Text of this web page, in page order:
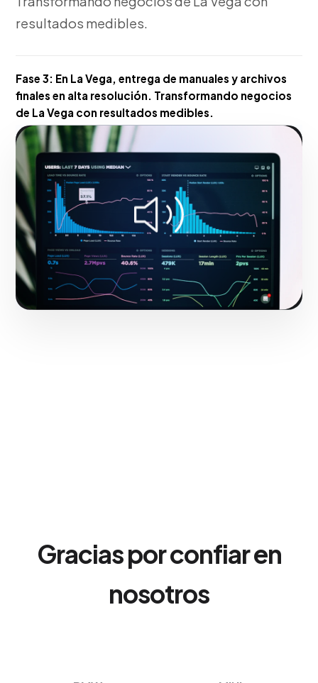
resultados medibles.
Fase 3: En La Vega, entrega de manuales y archivos
finales en alta resolución. Transformando negocios
de La Vega con resultados medibles.
Hacerlo realidad
Gracias por confiar en
nosotros